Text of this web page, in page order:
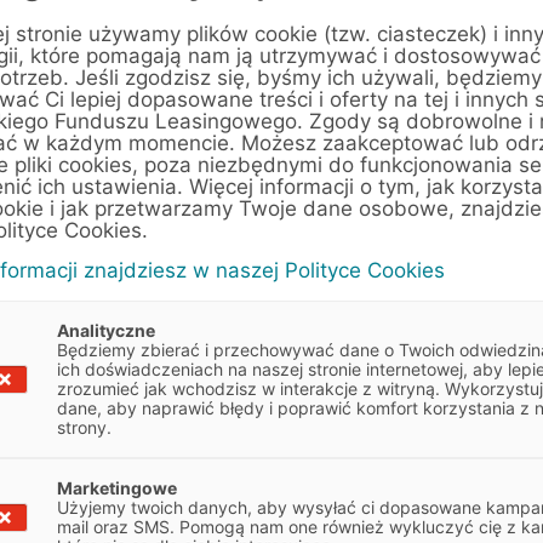
z globalnym kurczeniem się zasobów energii
nie może dziś lekceważyć tematu
w stosunku do roku 2015. Wielu
że samochody elektryczne będą
się na benzynę i olej napędowy.
się z roku na rok, głównie w Europie,
liderem w tej dziedzinie.
i olejem napędowym nie będzie
stronie używamy plików cookie (tzw. ciasteczek) i
które pomagają nam ją utrzymywać i
Jeśli zgodzisz się, byśmy ich używali, będziemy
Ci lepiej dopasowane treści i oferty na tej i innych
Funduszu Leasingowego. Zgody są dobrowolne i
w każdym momencie. Możesz zaakceptować lub
pliki cookies, poza niezbędnymi do funkcjonowania
ich ustawienia. Więcej informacji o tym, jak
i jak przetwarzamy Twoje dane osobowe,
Cookies.
znajdziesz w naszej Polityce Cookies
Analityczne
Będziemy zbierać i przechowywać dane o Twoich
ich doświadczeniach na naszej stronie internetowej, aby
zrozumieć jak wchodzisz w interakcje z witryną.
dane, aby naprawić błędy i poprawić komfort korzystania z
strony.
Marketingowe
Użyjemy twoich danych, aby wysyłać ci dopasowane
mail oraz SMS. Pomogą nam one również wykluczyć cię z